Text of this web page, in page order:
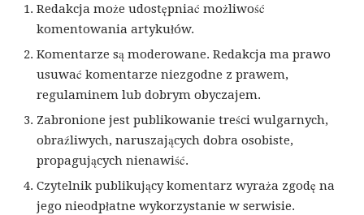
Redakcja może udostępniać możliwość
komentowania artykułów.
Komentarze są moderowane. Redakcja ma prawo
usuwać komentarze niezgodne z prawem,
regulaminem lub dobrym obyczajem.
Zabronione jest publikowanie treści wulgarnych,
obraźliwych, naruszających dobra osobiste,
propagujących nienawiść.
Czytelnik publikujący komentarz wyraża zgodę na
jego nieodpłatne wykorzystanie w serwisie.